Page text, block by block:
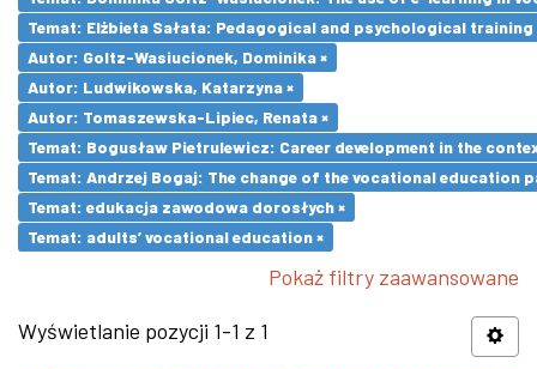
Temat: Elżbieta Sałata: Pedagogical and psychological
Autor: Goltz-Wasiucionek, Dominika ×
Autor: Ludwikowska, Katarzyna ×
Autor: Tomaszewska-Lipiec, Renata ×
Temat: Bogusław Pietrulewicz: Career development in the
Temat: Andrzej Bogaj: The change of the vocational education
Temat: edukacja zawodowa dorosłych ×
Temat: adults’ vocational education ×
Pokaż filtry zaawansowane
Wyświetlanie pozycji 1-1 z 1